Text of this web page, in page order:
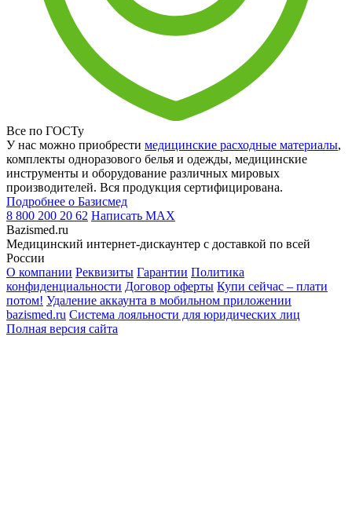
Все по ГОСТу
У нас можно приобрести медицинские расходные материалы,
комплекты одноразового белья и одежды, медицинские
инструменты и оборудование различных мировых
производителей. Вся продукция сертифицирована.
Подробнее о Базисмед
8 800 200 20 62 Написать MAX
Bazismed.ru
Медицинский интернет-дискаунтер с доставкой по всей
России
О компании Реквизиты Гарантии Политика
конфиденциальности Договор оферты Купи сейчас – плати
потом! Удаление аккаунта в мобильном приложении
bazismed.ru Система лояльности для юридических лиц
Полная версия сайта